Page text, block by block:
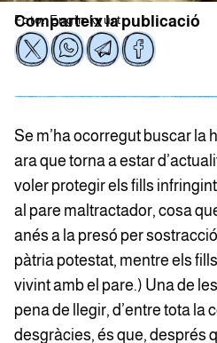
Foto: Engin kyurt
Comparteix la publicació
Se m’ha ocorregut buscar la
ara que torna a estar
voler protegir els fills
al pare maltractador, cosa
anés a la presó per
pàtria potestat, mentre els
vivint amb el pare.) Una de
pena de llegir, d’entre tota la
desgràcies, és que, després